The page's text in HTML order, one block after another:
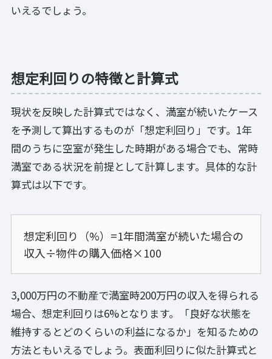
いえるでしょう。
想定利回りの特徴と計算式
現状を反映した計算式ではなく、満室が続いたケース
を予測して算出するものが「想定利回り」です。1年
間のうちに空室が発生した時期がある場合でも、常時
満室である状況を前提として計算します。具体的な計
算式は以下です。
想定利回り（%）=1年間満室が続いた場合の
収入÷物件の購入価格×100
3,000万円の不動産で満室時200万円の収入を得られる
場合、想定利回りは6%となります。「良好な状態を
維持するとどのくらいの利益になるか」を知るための
方法ともいえるでしょう。表面利回りに似た計算式と